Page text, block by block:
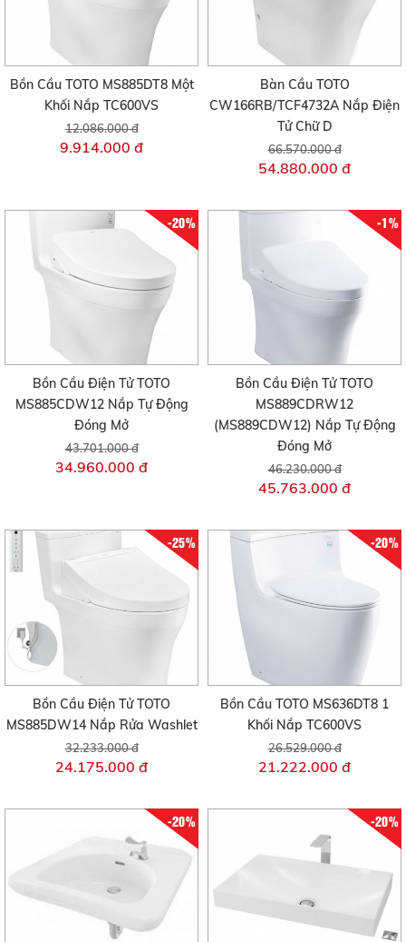
Bồn Cầu TOTO MS885DT8 Một
Khối Nắp TC600VS
12.086.000 đ
9.914.000 đ
Bàn Cầu TOTO
CW166RB/TCF4732A Nắp Điện
Tử Chữ D
66.570.000 đ
54.880.000 đ
-20%
Bồn Cầu Điện Tử TOTO
MS885CDW12 Nắp Tự Động
Đóng Mở
43.701.000 đ
34.960.000 đ
-1%
Bồn Cầu Điện Tử TOTO
MS889CDRW12
(MS889CDW12) Nắp Tự Động
Đóng Mở
46.230.000 đ
45.763.000 đ
-25%
Bồn Cầu Điện Tử TOTO
MS885DW14 Nắp Rửa Washlet
32.233.000 đ
24.175.000 đ
-20%
Bồn Cầu TOTO MS636DT8 1
Khối Nắp TC600VS
26.529.000 đ
21.222.000 đ
-20% -20%